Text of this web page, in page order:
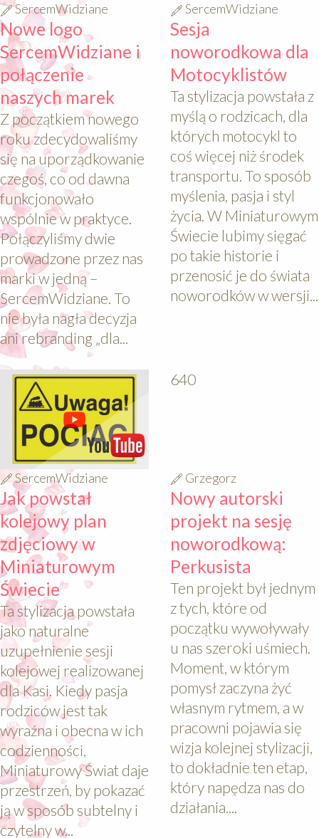
SercemWidziane
Nowe logo
SercemWidziane i
połączenie
naszych marek
Z początkiem nowego
roku zdecydowaliśmy
się na uporządkowanie
czegoś, co od dawna
funkcjonowało
wspólnie w praktyce.
Połączyliśmy dwie
prowadzone przez nas
marki w jedną –
SercemWidziane. To
nie była nagła decyzja
ani rebranding „dla...
SercemWidziane
Sesja
noworodkowa dla
Motocyklistów
Ta stylizacja powstała z
myślą o rodzicach, dla
których motocykl to
coś więcej niż środek
transportu. To sposób
myślenia, pasja i styl
życia. W Miniaturowym
Świecie lubimy sięgać
po takie historie i
przenosić je do świata
noworodków w wersji...
640
SercemWidziane
Jak powstał
kolejowy plan
zdjęciowy w
Miniaturowym
Świecie
Ta stylizacja powstała
jako naturalne
uzupełnienie sesji
kolejowej realizowanej
dla Kasi. Kiedy pasja
rodziców jest tak
wyraźna i obecna w ich
codzienności,
Miniaturowy Świat daje
przestrzeń, by pokazać
ją w sposób subtelny i
czytelny w...
640
Grzegorz
Nowy autorski
projekt na sesję
noworodkową:
Perkusista
Ten projekt był jednym
z tych, które od
początku wywoływały
u nas szeroki uśmiech.
Moment, w którym
pomysł zaczyna żyć
własnym rytmem, a w
pracowni pojawia się
wizja kolejnej stylizacji,
to dokładnie ten etap,
który napędza nas do
działania....